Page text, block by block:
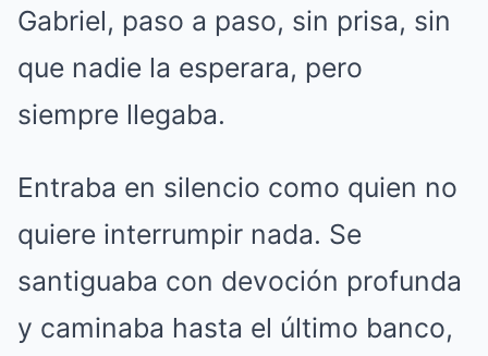
Gabriel, paso a paso, sin prisa, sin
que nadie la esperara, pero
siempre llegaba.
Entraba en silencio como quien no
quiere interrumpir nada. Se
santiguaba con devoción profunda
y caminaba hasta el último banco,